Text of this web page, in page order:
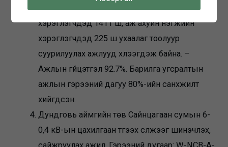
хэрэглэгчдэд 1411 ш, аж ахуйн нэгжийн
хэрэглэгчдэд 225 ш ухаалаг тоолуур
суурилуулах ажлууд хүлээгдэж байна. –
Ажлын гүйцэтгэл 92.7%. Барилга угсралтын
ажлын гэрээний дагуу 80%-ийн санхүүжилт
хийгдсэн.
Дундговь аймгийн төв Сайнцагаан сумын 6-
0,4 кВ-ын цахилгаан түгээх сүлжээг шинэчлэх,
сайжруулах ажил. Гэрээний дугаар: W-NCB-A-